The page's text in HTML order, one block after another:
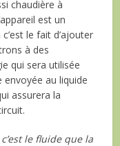
chaudière à
est un
le fait d’ajouter
à des
qui sera utilisée
au liquide
assurera la
le fluide que la